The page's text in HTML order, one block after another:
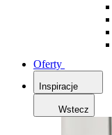
Oferty
Inspiracje
Wstecz